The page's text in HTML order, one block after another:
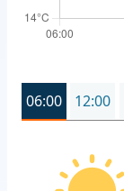
06:00 12:00